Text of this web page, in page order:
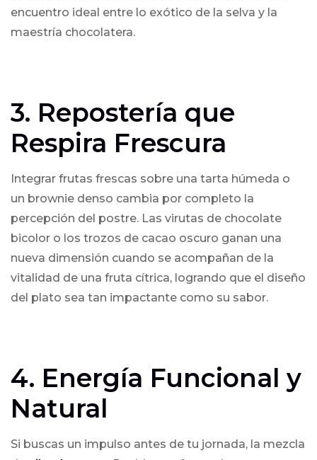
encuentro ideal entre lo exótico de la selva y la
maestría chocolatera.
3. Repostería que
Respira Frescura
Integrar frutas frescas sobre una tarta húmeda o
un brownie denso cambia por completo la
percepción del postre. Las virutas de chocolate
bicolor o los trozos de cacao oscuro ganan una
nueva dimensión cuando se acompañan de la
vitalidad de una fruta cítrica, logrando que el diseño
del plato sea tan impactante como su sabor.
4. Energía Funcional y
Natural
Si buscas un impulso antes de tu jornada, la mezcla